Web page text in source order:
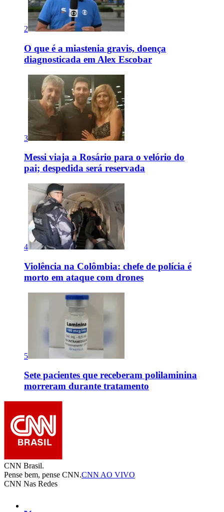
2
O que é a miastenia gravis, doença
diagnosticada em Alex Escobar
3
Messi viaja a Rosário para o velório do
pai; despedida será reservada
4
Violência na Colômbia: chefe de polícia é
morto em ataque com drones
5
Sete pacientes que receberam polilaminina
morreram durante tratamento
CNN Brasil.
Pense bem, pense CNN.CNN AO VIVO
CNN Nas Redes